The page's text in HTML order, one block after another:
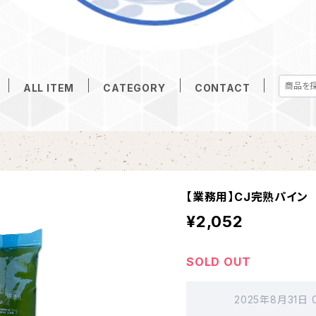
ALL ITEM CATEGORY CONTACT
【業務用】CJ完熟パイン
¥2,052
SOLD OUT
2025年8月31日